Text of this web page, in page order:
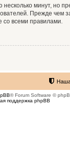
минут, но
Прежде чем
всеми правилами.
® Forum Software ©
поддержка phpBB